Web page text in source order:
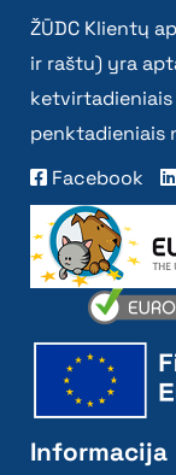
ŽŪDC Klientų
ir raštu) yra
ketvirtadieniais
penktadieniais
Facebook
Informacija